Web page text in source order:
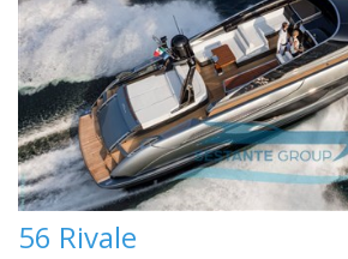
56 Rivale